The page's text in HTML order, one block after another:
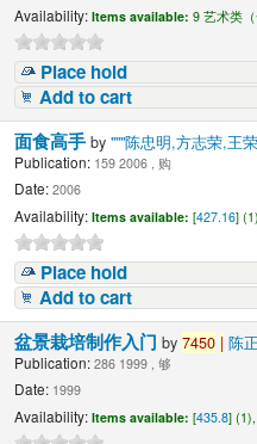
Availability: Items available: 9 艺术类
Place hold
Add to cart
面食高手by"""陈忠明,方志荣,王
Publication: 159 2006 , 购
Date: 2006
Availability: Items available: [427.16]
Place hold
Add to cart
盆景栽培制作入门by7450 | 陈
Publication: 286 1999 , 够
Date: 1999
Availability: Items available: [435.8] (1),